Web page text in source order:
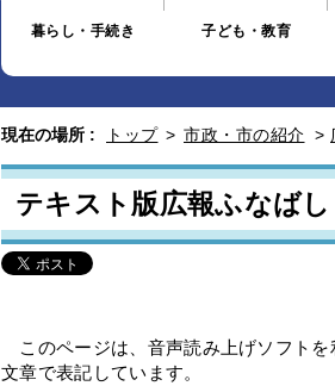
暮らし・手続き 子ども・教育
現在の場所 : トップ > 市政・市の紹介 >
テキスト版広報ふなば
このページは、音声読み上げソフトを
文章で表記しています。